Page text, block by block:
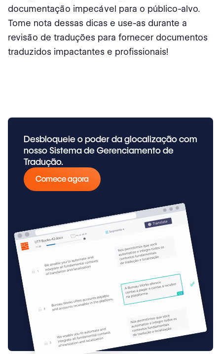
documentação impecável para o público-alvo.
Tome nota dessas dicas e use-as durante a
revisão de traduções para fornecer documentos
traduzidos impactantes e profissionais!
Desbloqueie o poder da glocalização com
nosso Sistema de Gerenciamento de
Tradução.
Comece agora